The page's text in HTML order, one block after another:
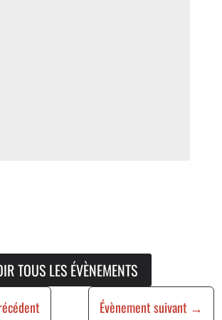
TOUS LES ÉVÈNEMENTS
Évènement suivant →